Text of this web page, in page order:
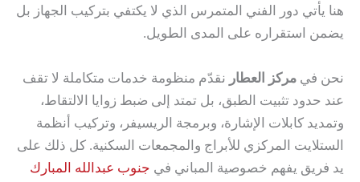
هنا يأتي دور الفني المتمرس الذي لا يكتفي بتركيب الجهاز بل
يضمن استقراره على المدى الطويل.
نحن في مركز العطار نقدّم منظومة خدمات متكاملة لا تقف
عند حدود تثبيت الطبق، بل تمتد إلى ضبط زوايا الالتقاط،
وتمديد كابلات الإشارة، وبرمجة الريسيفر، وتركيب أنظمة
الستلايت المركزي للأبراج والمجمعات السكنية. كل ذلك على
يد فريق يفهم خصوصية المباني في جنوب عبدالله المبارك